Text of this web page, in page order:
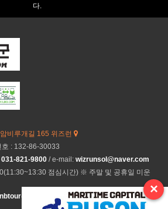
다.
비루개길 165 위즈런
: 132-86-30033
031-821-9800 / e-mail: wizrunsol@naver.com
점심시간) ※ 주말 및 공휴일 미운
×